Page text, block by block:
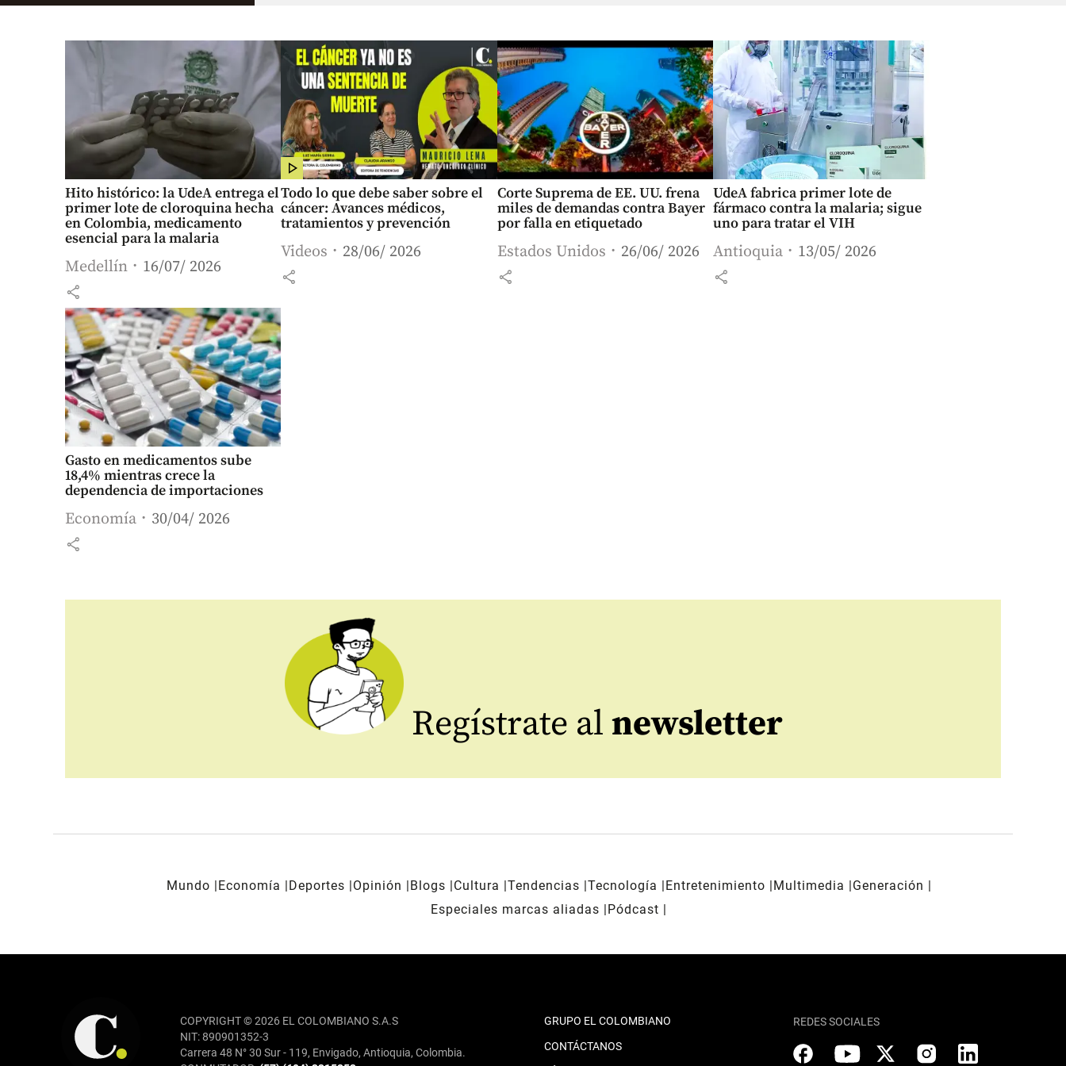
Hito histórico: la UdeA entrega el
primer lote de cloroquina hecha
en Colombia, medicamento
esencial para la malaria
Medellín 16/07/ 2026
share
Todo lo que debe saber sobre el
cáncer: Avances médicos,
tratamientos y prevención
Videos 28/06/ 2026
share
Corte Suprema de EE. UU. frena
miles de demandas contra Bayer
por falla en etiquetado
Estados Unidos 26/06/ 2026
share
UdeA fabrica primer lote de
fármaco contra la malaria; sigue
uno para tratar el VIH
Antioquia 13/05/ 2026
share
Gasto en medicamentos sube
18,4% mientras crece la
dependencia de importaciones
Economía 30/04/ 2026
share
Regístrate al newsletter
Mundo Economía Deportes Opinión Blogs Cultura Tendencias Tecnología Entretenimiento Multimedia
Generación
Especiales marcas aliadas
Pódcast
COPYRIGHT © 2026 EL COLOMBIANO S.A.S
NIT: 890901352-3
Carrera 48 N° 30 Sur - 119, Envigado, Antioquia, Colombia.
GRUPO EL COLOMBIANO
CONTÁCTANOS
REDES SOCIALES